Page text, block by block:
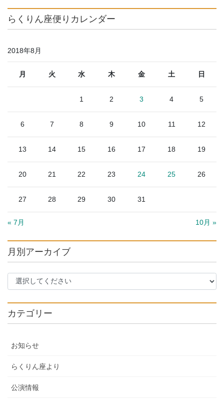
らくりん座便りカレンダー
2018年8月
月 火 水 木 金 土 日
1 2 3 4 5
6 7 8 9 10 11 12
13 14 15 16 17 18 19
20 21 22 23 24 25 26
27 28 29 30 31
« 7月 10月 »
月別アーカイブ
カテゴリー
お知らせ
らくりん座より
公演情報